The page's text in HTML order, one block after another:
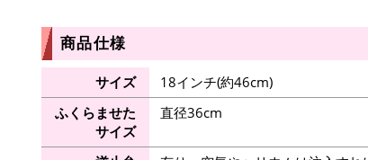
商品仕様
サイズ
18インチ(約46cm)
ふくらませた
サイズ
直径36cm